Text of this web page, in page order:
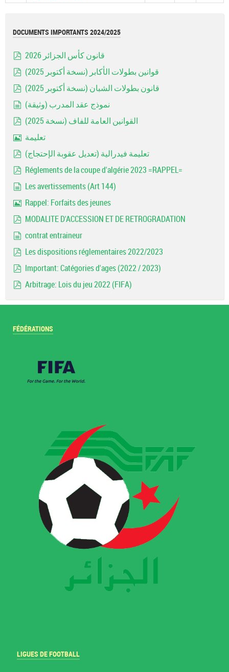
DOCUMENTS IMPORTANTS 2024/2025
قانون كأس الجزائر 2026
قوانين بطولات الأكابر (نسخة أكتوبر 2025)
قانون بطولات الشبان (نسخة أكتوبر 2025)
نموذج عقد المدرب (وثيقة)
القوانين العامة للفاف (نسخة 2025)
تعليمة
تعليمة فيدرالية (تعديل عقوبة الإحتجاج)
Réglements de la coupe d'algérie 2023 =RAPPEL=
Les avertissements (Art 144)
Rappel: Forfaits des jeunes
MODALITE D'ACCESSION ET DE RETROGRADATION
contrat entraineur
Les dispositions réglementaires 2022/2023
Important: Catégories d'ages (2022 / 2023)
Arbitrage: Lois du jeu 2022 (FIFA)
FÉDÉRATIONS
LIGUES DE FOOTBALL